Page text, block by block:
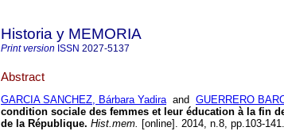
Historia y MEMORIA
Print version ISSN 2027-5137
Abstract
GARCIA SANCHEZ, Bárbara Yadiraand GUERRERO
condition sociale des femmes et leur éducation à la fin
de la République. Hist.mem. [online]. 2014, n.8, pp.103-